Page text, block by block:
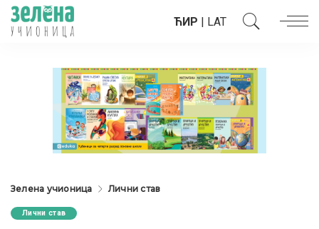
ЋИР | LAT
Зелена учионица Лични став
Лични став